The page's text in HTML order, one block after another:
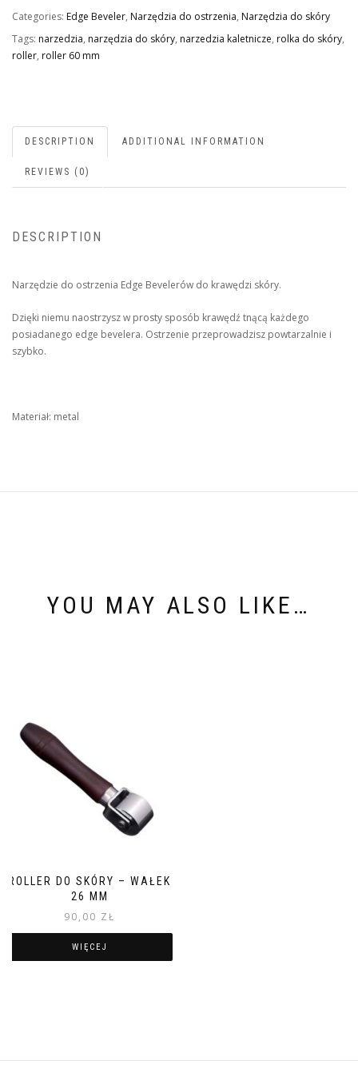
Categories: Edge Beveler, Narzędzia do ostrzenia, Narzędzia do skóry
Tags: narzedzia, narzędzia do skóry, narzedzia kaletnicze, rolka do skóry,
roller, roller 60 mm
DESCRIPTION ADDITIONAL INFORMATION
REVIEWS (0)
DESCRIPTION
Narzędzie do ostrzenia Edge Bevelerów do krawędzi skóry.
Dzięki niemu naostrzysz w prosty sposób krawędź tnącą każdego
posiadanego edge bevelera. Ostrzenie przeprowadzisz powtarzalnie i
szybko.
Materiał: metal
YOU MAY ALSO LIKE…
ROLLER DO SKÓRY – WAŁEK
26 MM
90,00 ZŁ
WIĘCEJ